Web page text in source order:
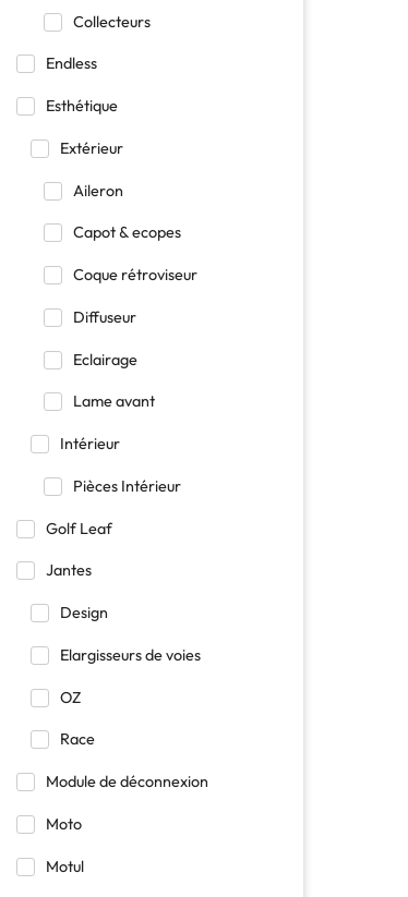
Collecteurs
Endless
Esthétique
Extérieur
Aileron
Capot & ecopes
Coque rétroviseur
Diffuseur
Eclairage
Lame avant
Intérieur
Pièces Intérieur
Golf Leaf
Jantes
Design
Elargisseurs de voies
OZ
Race
Module de déconnexion
Moto
Motul